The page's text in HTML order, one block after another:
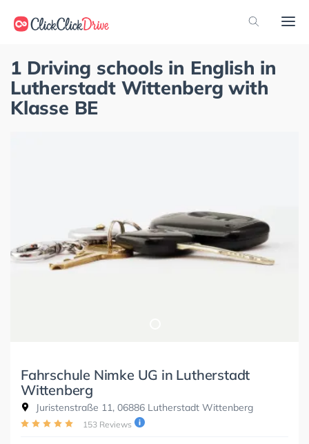
1 Driving schools in English in
Lutherstadt Wittenberg with
Klasse BE
Fahrschule Nimke UG in Lutherstadt
Wittenberg
Juristenstraße 11, 06886 Lutherstadt Wittenberg
153 Reviews